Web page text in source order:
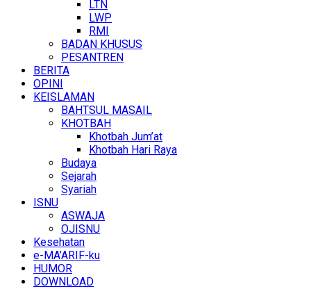
LTN
LWP
RMI
BADAN KHUSUS
PESANTREN
BERITA
OPINI
KEISLAMAN
BAHTSUL MASAIL
KHOTBAH
Khotbah Jum’at
Khotbah Hari Raya
Budaya
Sejarah
Syariah
ISNU
ASWAJA
OJISNU
Kesehatan
e-MA’ARIF-ku
HUMOR
DOWNLOAD